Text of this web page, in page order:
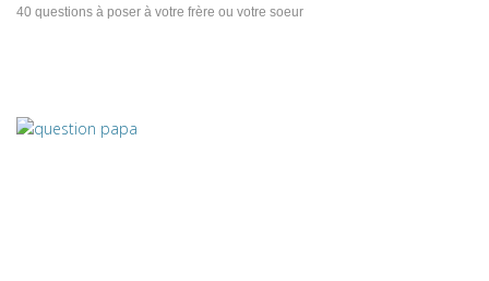
40 questions à poser à votre frère ou votre soeur